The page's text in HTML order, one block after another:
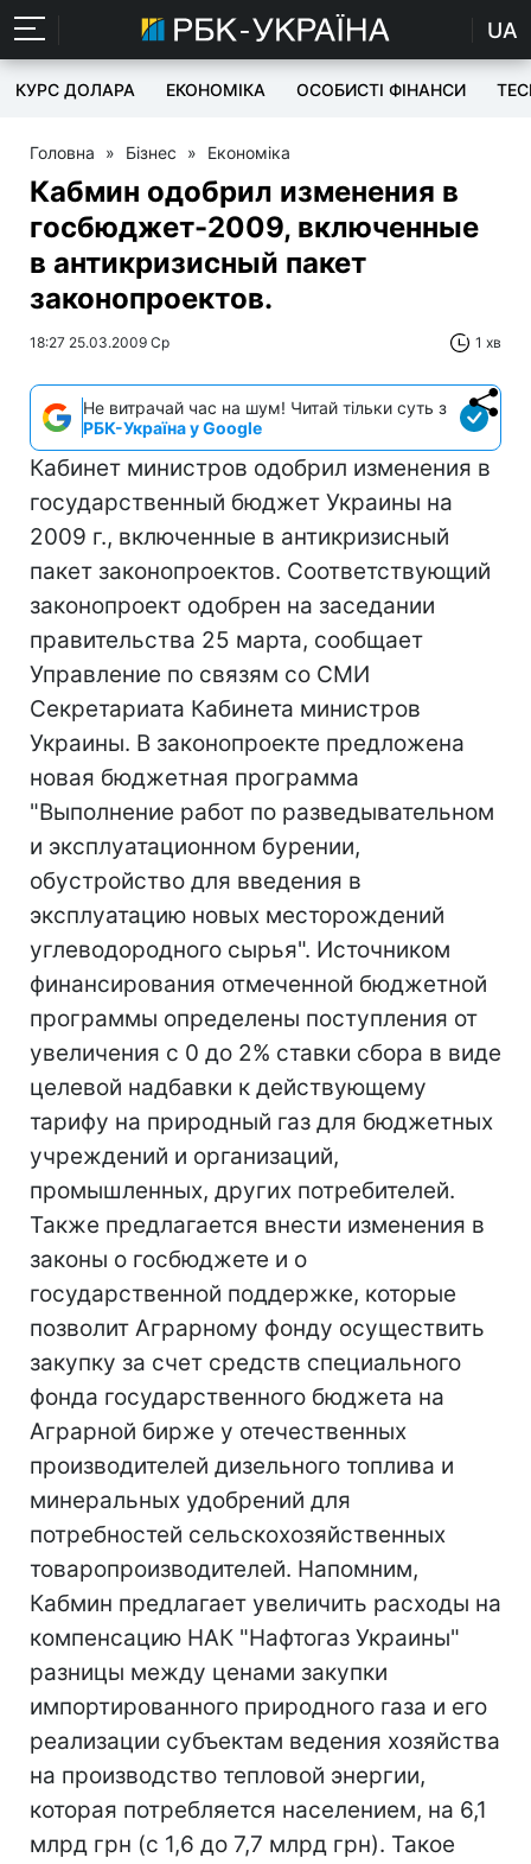
UA
КУРС ДОЛАРА ЕКОНОМІКА ОСОБИСТІ ФІНАНСИ
Головна » Бізнес » Економіка
Кабмин одобрил изменения в
госбюджет-2009, включенные
в антикризисный пакет
законопроектов.
18:27 25.03.2009 Ср 1 хв
Не витрачай час на шум! Читай тільки суть з
РБК-Україна у Google
Кабинет министров одобрил изменения в
государственный бюджет Украины на
2009 г., включенные в антикризисный
пакет законопроектов. Соответствующий
законопроект одобрен на заседании
правительства 25 марта, сообщает
Управление по связям со СМИ
Секретариата Кабинета министров
Украины. В законопроекте предложена
новая бюджетная программа
"Выполнение работ по разведывательном
и эксплуатационном бурении,
обустройство для введения в
эксплуатацию новых месторождений
углеводородного сырья". Источником
финансирования отмеченной бюджетной
программы определены поступления от
увеличения с 0 до 2% ставки сбора в виде
целевой надбавки к действующему
тарифу на природный газ для бюджетных
учреждений и организаций,
промышленных, других потребителей.
Также предлагается внести изменения в
законы о госбюджете и о
государственной поддержке, которые
позволит Аграрному фонду осуществить
закупку за счет средств специального
фонда государственного бюджета на
Аграрной бирже у отечественных
производителей дизельного топлива и
минеральных удобрений для
потребностей сельскохозяйственных
товаропроизводителей. Напомним,
Кабмин предлагает увеличить расходы на
компенсацию НАК "Нафтогаз Украины"
разницы между ценами закупки
импортированного природного газа и его
реализации субъектам ведения хозяйства
на производство тепловой энергии,
которая потребляется населением, на 6,1
млрд грн (с 1,6 до 7,7 млрд грн). Такое